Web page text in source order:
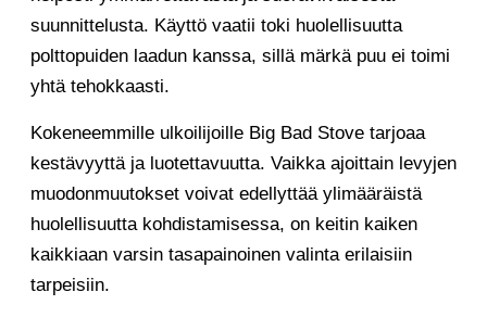
suunnittelusta. Käyttö vaatii toki huolellisuutta
polttopuiden laadun kanssa, sillä märkä puu ei toimi
yhtä tehokkaasti.
Kokeneemmille ulkoilijoille Big Bad Stove tarjoaa
kestävyyttä ja luotettavuutta. Vaikka ajoittain levyjen
muodonmuutokset voivat edellyttää ylimääräistä
huolellisuutta kohdistamisessa, on keitin kaiken
kaikkiaan varsin tasapainoinen valinta erilaisiin
tarpeisiin.